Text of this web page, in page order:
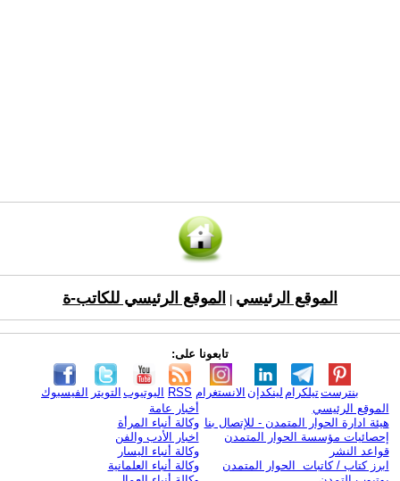
الموقع الرئيسي الموقع الرئيسي للكاتب-ة
تابعونا على:
الفيسبوك التويتر اليوتيوب RSS الانستغرام لينكدإن تيلكرامبنترست
الموقع الرئيسي
هيئة ادارة الحوار المتمدن - للإتصال بنا
إحصائيات مؤسسة الحوار المتمدن
قواعد النشر
ابرز كتاب / كاتبات الحوار المتمدن
أخبار عامة
وكالة أنباء المرأة
اخبار الأدب والفن
وكالة أنباء اليسار
وكالة أنباء العلمانية